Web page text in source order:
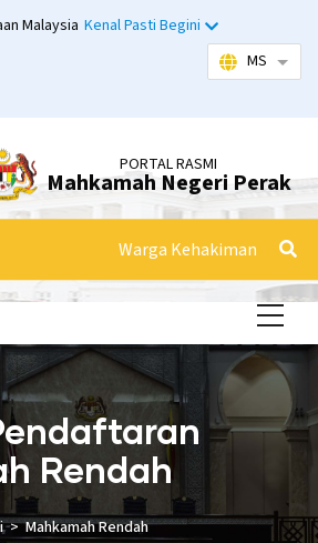
Malaysia Kenal Pasti Begini
MS
PORTAL RASMI
Mahkamah Negeri Perak
Warga Kehakiman
Rendah
Mahkamah Rendah